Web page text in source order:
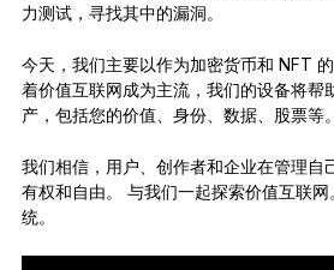
力测试，寻找其中的漏洞。
今天，我们主要以作为加密货币和 NFT
着价值互联网成为主流，我们的设备将帮
产，包括您的价值、身份、数据、股票等。
我们相信，用户、创作者和企业在管理自
有权和自由。 与我们一起探索价值互联
统。